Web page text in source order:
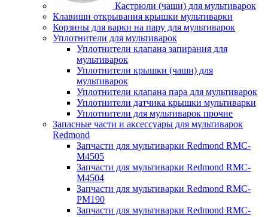
Кастрюли (чаши) для мультиварок
Клавиши открывания крышки мультиварки
Корзины для варки на пару для мультиварок
Уплотнители для мультиварок
Уплотнители клапана запирания для
мультиварок
Уплотнители крышки (чаши) для
мультиварок
Уплотнители клапана пара для мультиварок
Уплотнители датчика крышки мультиварки
Уплотнители для мультиварок прочие
Запасные части и аксессуары для мультиварок
Redmond
Запчасти для мультиварки Redmond RMC-
M4505
Запчасти для мультиварки Redmond RMC-
M4504
Запчасти для мультиварки Redmond RMC-
PM190
Запчасти для мультиварки Redmond RMC-